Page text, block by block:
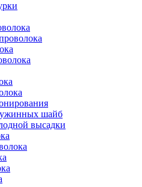
шайб
высадки